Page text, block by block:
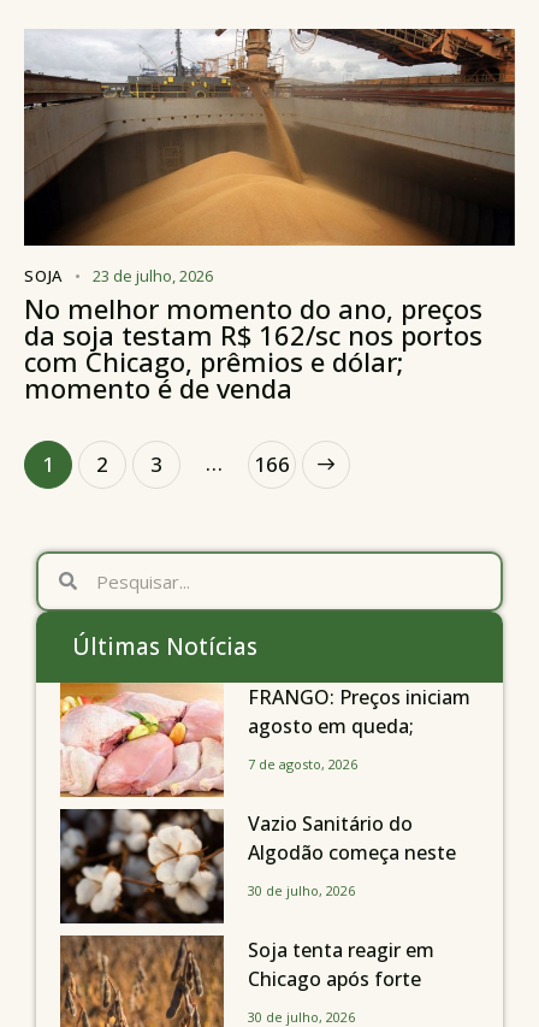
SOJA 23 de julho, 2026
No melhor momento do ano, preços
da soja testam R$ 162/sc nos portos
com Chicago, prêmios e dólar;
momento é de venda
1 2 3 … 166
>
Últimas Notícias
FRANGO: Preços iniciam
agosto em queda;
exportações avançam
7 de agosto, 2026
Vazio Sanitário do
Algodão começa neste
sábado, dia 1º de agosto,
Paulo
30 de julho, 2026
Soja tenta reagir em
Chicago após forte
liquidação; portos
30 de julho, 2026